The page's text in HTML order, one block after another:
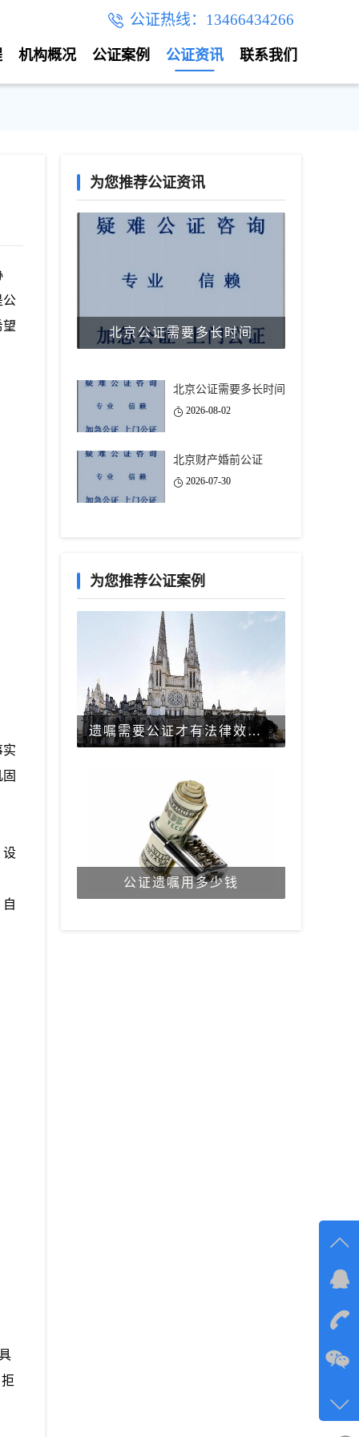
公证热线：13466434266
联系我们
公证资讯
公证案例
机构概况
公
望
设
为您推荐公证资讯
北京公证需要多长时间
北京公证需要多长时间
2026-08-02
北京财产婚前公证
2026-07-30
为您推荐公证案例
遗嘱需要公证才有法律效力吗？
公证遗嘱用多少钱
在线
咨询
客服